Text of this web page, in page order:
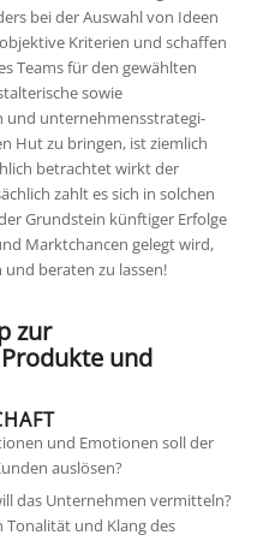
bei der Auswahl von Ideen
Kriterien und schaffen
Teams für den gewählten
sowie
unternehmensstrategi-
Hut zu bringen, ist ziemlich
betrachtet wirkt der
zahlt es sich in solchen
Grundstein künftiger Erfolge
Marktchancen gelegt wird,
beraten zu lassen!
zur
und
und Emotionen soll der
auslösen?
das Unternehmen vermitteln?
Tonalität und Klang des